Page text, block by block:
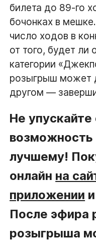
билета до 89-го
бочонках в
число ходов в
от того, будет ли
категории
розыгрыш может
другом —
Не
возможность
лучшему!
онлайн на
приложении
После эфира
розыгрыша